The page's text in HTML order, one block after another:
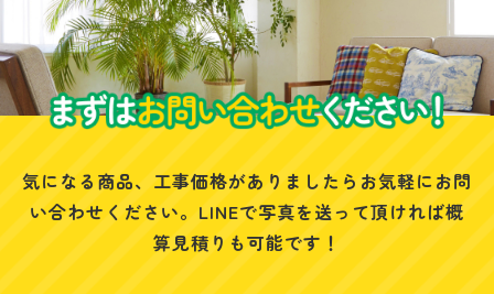
気になる商品、工事価格がありましたらお気軽にお問
い合わせください。 LINEで写真を送って頂ければ概
算見積りも可能です！